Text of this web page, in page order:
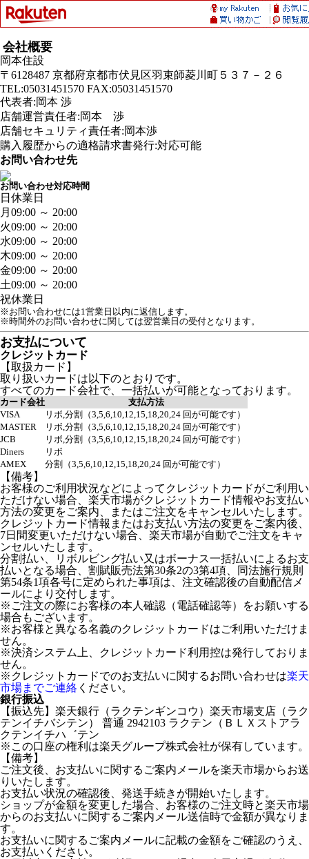
会社概要
岡本住設
〒6128487 京都府京都市伏見区羽束師菱川町５３７－２６
TEL:05031451570 FAX:05031451570
代表者:岡本 渉
店舗運営責任者:岡本 渉
店舗セキュリティ責任者:岡本渉
購入履歴からの適格請求書発行:対応可能
お問い合わせ先
お問い合わせ対応時間
日 休業日
月 09:00 ～ 20:00
火09:00 ～ 20:00
水09:00 ～ 20:00
木09:00 ～ 20:00
金09:00 ～ 20:00
土09:00 ～ 20:00
祝休業日
※お問い合わせには1営業日以内に返信します。
※時間外のお問い合わせに関しては翌営業日の受付となります。
お支払について
クレジットカード
【取扱カード】
取り扱いカードは以下のとおりです。
すべてのカード会社で、一括払いが可能となっております。
カード会社
支払方法
VISA
リボ,分割（3,5,6,10,12,15,18,20,24 回が可能です）
MASTER
リボ,分割（3,5,6,10,12,15,18,20,24 回が可能です）
JCB
リボ,分割（3,5,6,10,12,15,18,20,24 回が可能です）
Diners
リボ
AMEX
分割（3,5,6,10,12,15,18,20,24 回が可能です）
【備考】
お客様のご利用状況などによってクレジットカードがご利用い
ただけない場合、楽天市場がクレジットカード情報やお支払い
方法の変更をご案内、またはご注文をキャンセルいたします。
クレジットカード情報またはお支払い方法の変更をご案内後、
7日間変更いただけない場合、楽天市場が自動でご注文をキャ
ンセルいたします。
分割払い、リボルビング払い又はボーナス一括払いによるお支
払いとなる場合、割賦販売法第30条2の3第4項、同法施行規則
第54条1項各号に定められた事項は、注文確認後の自動配信メ
ールにより交付します。
※ご注文の際にお客様の本人確認（電話確認等）をお願いする
場合もございます。
※お客様と異なる名義のクレジットカードはご利用いただけま
せん。
※決済システム上、クレジットカード利用控は発行しておりま
せん。
※クレジットカードでのお支払いに関するお問い合わせは楽天
市場までご連絡 ください。
銀行振込
【振込先】楽天銀行（ラクテンギンコウ）楽天市場支店（ラク
テンイチバシテン） 普通 2942103 ラクテン（ＢＬＸストアラ
クテンイチハ゛テン
※この口座の権利は楽天グループ株式会社が保有しています。
【備考】
ご注文後、お支払いに関するご案内メールを楽天市場からお送
りいたします。
お支払い状況の確認後、発送手続きが開始いたします。
ショップが金額を変更した場合、お客様のご注文時と楽天市場
からのお支払いに関するご案内メール送信時で金額が異なりま
す。
お支払いに関するご案内メールに記載の金額をご確認のうえ、
お支払いください。